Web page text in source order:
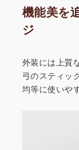
機能美を
ジ
外装には上質
弓のスティッ
均等に使いや